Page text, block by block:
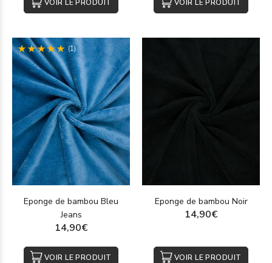
VOIR LE PRODUIT VOIR LE PRODUIT
(1)
Eponge de bambou Bleu
Jeans
14,90€
VOIR LE PRODUIT
Eponge de bambou Noir
14,90€
VOIR LE PRODUIT